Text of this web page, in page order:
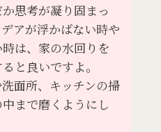
思考が凝り固まっ
アが浮かばない時や
は、家の水回りを
と良いですよ。
面所、キッチンの掃
まで磨くようにし